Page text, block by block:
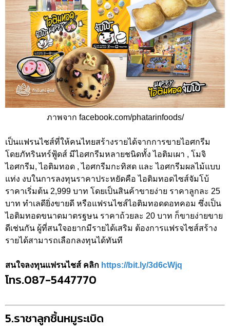
ภาพจาก facebook.com/phatarinfoods/
เป็นแฟรนไชส์ที่ให้คนไทยสร้างรายได้จากการขายไอศกรีม
โดยภัทรินทร์ฟู้ดส์ มีไอศกรีมหลายชนิดทั้ง ไอติมเผา , โมจิ
ไอศกรีม, ไอติมทอด , ไอศกรีมกะทิสด และ ไอศกรีมผลไม้แบบ
แท่ง งบในการลงทุนราคาประหยัดคือ ไอติมทอดไซส์จัมโบ้
ราคาเริ่มต้น 2,999 บาท โดยเป็นสินค้าขายง่าย ราคาลูกละ 25
บาท ทำเลดียิ่งขายดี หรือแฟรนไชส์ไอติมทอดดอทคอม ซึ่งเป็น
ไอติมทอดขนาดมาตรฐษน ราคาถ้วยละ 20 บาท ก็ขายง่ายขาย
ดีเช่นกัน ผู้ที่สนใจอยากมีรายได้เสริม ต้องการแฟรจไชส์สร้าง
รายได้สามารถเลือกลงทุนได้ทันที
สนใจลงทุนแฟรนไชส์ คลิก https://bit.ly/3d6cWjq
โทร.087-5447770
5.ราชาลูกชิ้นหมูระเบิด